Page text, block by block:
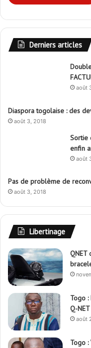
Derniers articles
août
Diaspora togolaise : des
août 3, 2018
Sortie
enfin
août
Pas de problème de
août 3, 2018
Libertinage
Togo
Q-
août
Togo